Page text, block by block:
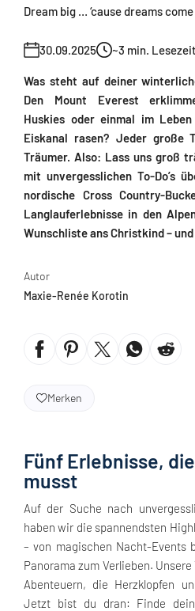
Dream big … ‘cause dreams
30.09.2025 ~3 min. Lesezeit
Was steht auf deiner
Den Mount Everest
Huskies oder einmal im
Eiskanal rasen? Jeder große
Träumer. Also: Lass uns groß
mit unvergesslichen To-Do’s
nordische Cross Country-
Langlauferlebnisse in den
Wunschliste ans Christkind –
Autor
Maxie-Renée Korotin
Merken
Fünf Erlebnisse,
musst
Auf der Suche nach
haben wir die spannendsten
– von magischen Nacht-Events
Panorama zum Verlieben.
Abenteuern, die Herzklopfen
Jetzt bist du dran: Finde dein